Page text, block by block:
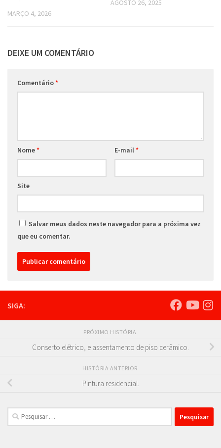
MARÇO 4, 2026
AGOSTO 26, 2025
DEIXE UM COMENTÁRIO
Comentário*
Nome* E-mail*
Site
Salvar meus dados neste navegador para a próxima vez
que eu comentar.
SIGA:
PRÓXIMO HISTÓRIA
Conserto elétrico, e assentamento de piso cerâmico.
HISTÓRIA ANTERIOR
Pintura residencial.
Pesquisar
por: